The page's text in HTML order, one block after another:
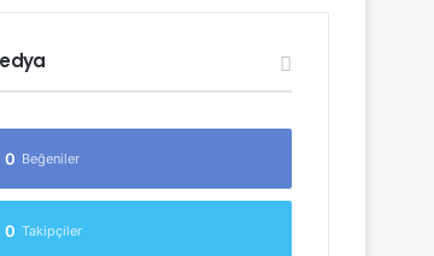
Post
0 Beğeniler
0 Takipçiler